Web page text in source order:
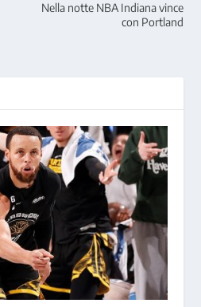
Nella notte NBA Indiana vince
con Portland